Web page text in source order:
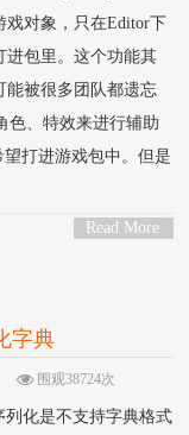
戏对象，只在Editor下
进包里。这个功能其
能被很多团队都遗忘
色、特效来进行辅助
打进游戏包中。但是
Read More
字典
围观38724次
列化是不支持字典格式